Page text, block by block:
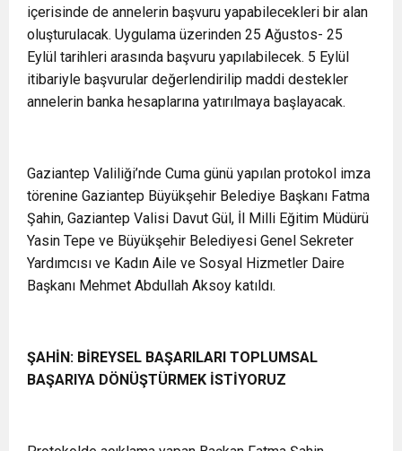
içerisinde de annelerin başvuru yapabilecekleri bir alan
oluşturulacak. Uygulama üzerinden 25 Ağustos- 25
Eylül tarihleri arasında başvuru yapılabilecek. 5 Eylül
itibariyle başvurular değerlendirilip maddi destekler
annelerin banka hesaplarına yatırılmaya başlayacak.
Gaziantep Valiliği’nde Cuma günü yapılan protokol imza
törenine Gaziantep Büyükşehir Belediye Başkanı Fatma
Şahin, Gaziantep Valisi Davut Gül, İl Milli Eğitim Müdürü
Yasin Tepe ve Büyükşehir Belediyesi Genel Sekreter
Yardımcısı ve Kadın Aile ve Sosyal Hizmetler Daire
Başkanı Mehmet Abdullah Aksoy katıldı.
ŞAHİN: BİREYSEL BAŞARILARI TOPLUMSAL
BAŞARIYA DÖNÜŞTÜRMEK İSTİYORUZ